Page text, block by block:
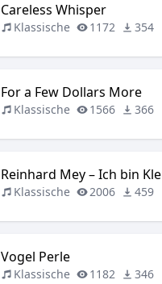
Careless Whisper
Klassische 1172 354
For a Few Dollars More
Klassische 1566 366
Klassische 2006 459
Vogel Perle
Klassische 1182 346